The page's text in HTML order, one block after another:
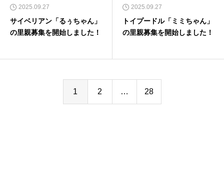
2025.09.27
サイベリアン「るぅちゃん」
の里親募集を開始しました！
2025.09.27
トイプードル「ミミちゃん」
の里親募集を開始しました！
1 2 … 28